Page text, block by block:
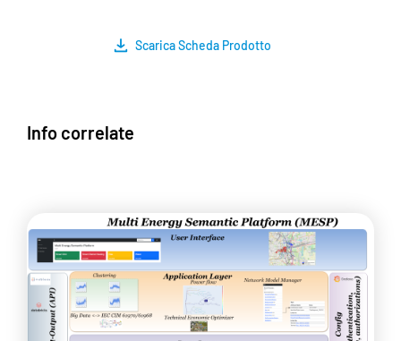
Scarica Scheda Prodotto
Info correlate